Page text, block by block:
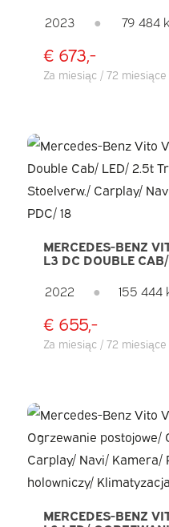
PODGRZEWANE
POSTOJOWE,
KAMERA,
PARKOWANIA PDC,
HAK HOLOWNICZY
2023 ● 79 484
€ 673,-
Za miesiąc / 72 miesiące
MERCEDES-BENZ
L3 DC DOUBLE
KAMERA/ CLIMATE/
2022 ● 155 444
€ 655,-
Za miesiąc / 72 miesiące
MERCEDES-BENZ